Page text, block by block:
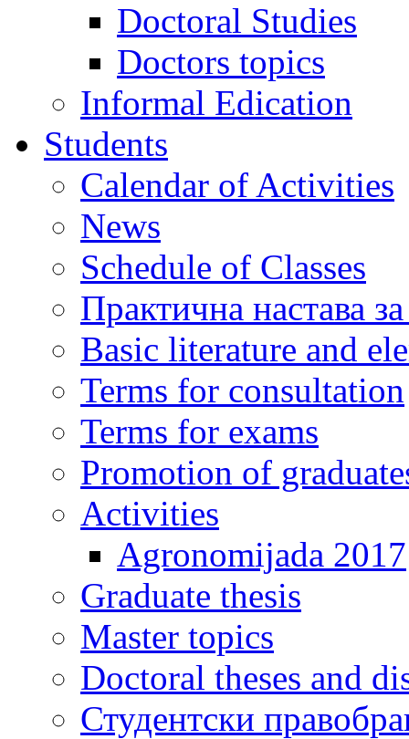
Doctoral Studies
Doctors topics
Informal Edication
Students
Calendar of Activities
News
Schedule of Classes
Практична настава
Basic literature and
Terms for consultation
Terms for exams
Promotion of
Activities
Agronomijada 2017
Graduate thesis
Master topics
Doctoral theses and
Студентски